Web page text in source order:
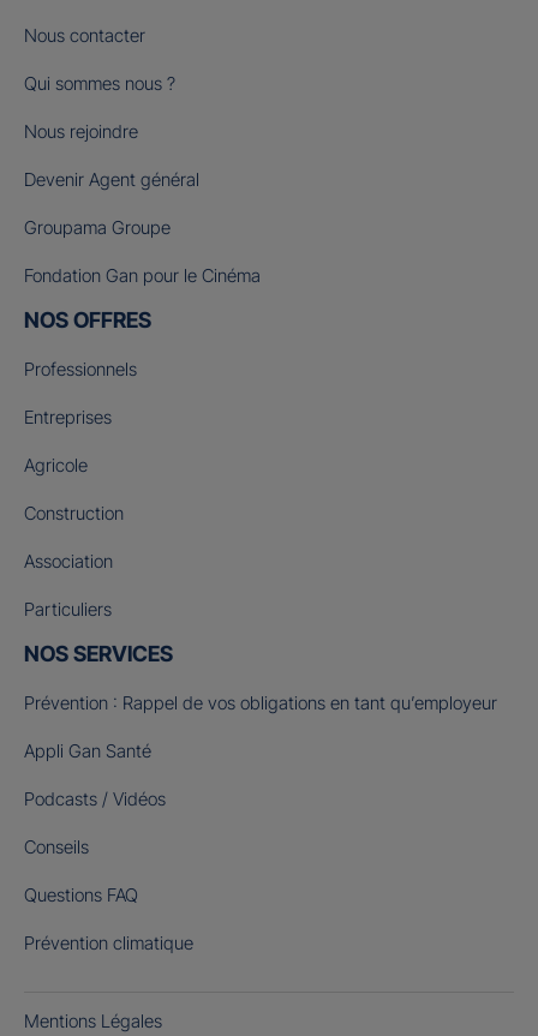
Nous contacter
Qui sommes nous ?
Nous rejoindre
Devenir Agent général
Groupama Groupe
Fondation Gan pour le Cinéma
NOS OFFRES
Professionnels
Entreprises
Agricole
Construction
Association
Particuliers
NOS SERVICES
Prévention : Rappel de vos obligations en tant qu’employeur
Appli Gan Santé
Podcasts / Vidéos
Conseils
Questions FAQ
Prévention climatique
Mentions Légales